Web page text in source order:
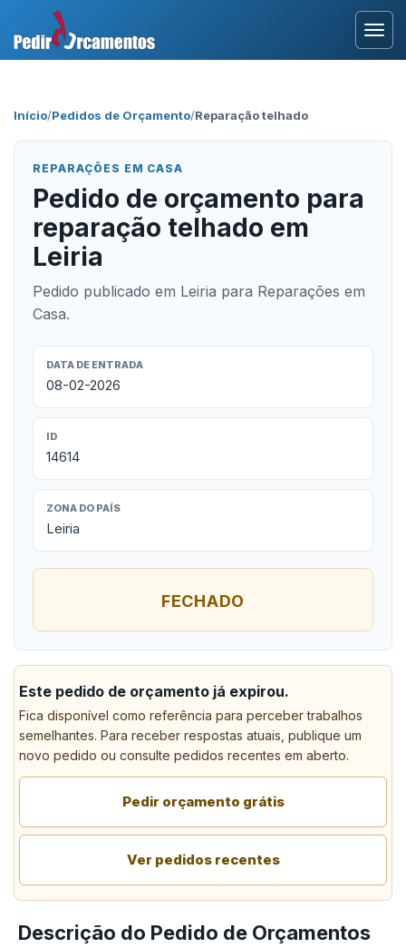
Início/Pedidos de Orçamento/Reparação telhado
REPARAÇÕES EM CASA
Pedido de orçamento para
reparação telhado em
Leiria
Pedido publicado em Leiria para Reparações em
Casa.
DATA DE ENTRADA
08-02-2026
ID
14614
ZONA DO PAÍS
Leiria
FECHADO
Este pedido de orçamento já expirou.
Fica disponível como referência para perceber trabalhos
semelhantes. Para receber respostas atuais, publique um
novo pedido ou consulte pedidos recentes em aberto.
Pedir orçamento grátis
Ver pedidos recentes
Descrição do Pedido de Orçamentos
Área Profissional
Como Funciona?
Testemunhos